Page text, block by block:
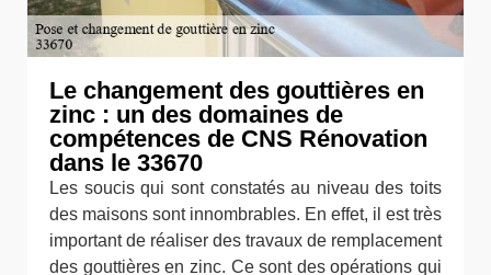
Le changement des gouttières en
zinc : un des domaines de
compétences de CNS Rénovation
dans le 33670
Les soucis qui sont constatés au niveau des toits
des maisons sont innombrables. En effet, il est très
important de réaliser des travaux de remplacement
des gouttières en zinc. Ce sont des opérations qui